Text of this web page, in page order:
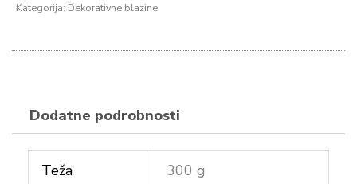
Kategorija: Dekorativne blazine
Dodatne podrobnosti
Teža 300 g